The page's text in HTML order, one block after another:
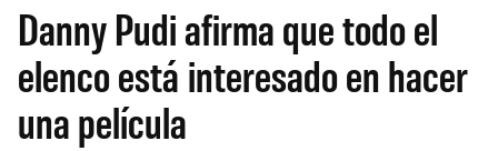
Danny Pudi afirma que todo el
elenco está interesado en hacer
una película